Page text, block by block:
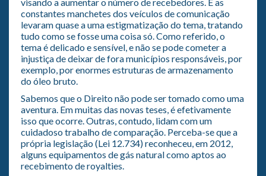
constantes manchetes dos veículos de comunicação
levaram quase a uma estigmatização do tema, tratando
tudo como se fosse uma coisa só. Como referido, o
tema é delicado e sensível, e não se pode cometer a
injustiça de deixar de fora municípios responsáveis, por
exemplo, por enormes estruturas de armazenamento
do óleo bruto.
Sabemos que o Direito não pode ser tomado como uma
aventura. Em muitas das novas teses, é efetivamente
isso que ocorre. Outras, contudo, lidam com um
cuidadoso trabalho de comparação. Perceba-se que a
própria legislação (Lei 12.734) reconheceu, em 2012,
alguns equipamentos de gás natural como aptos ao
recebimento de royalties.